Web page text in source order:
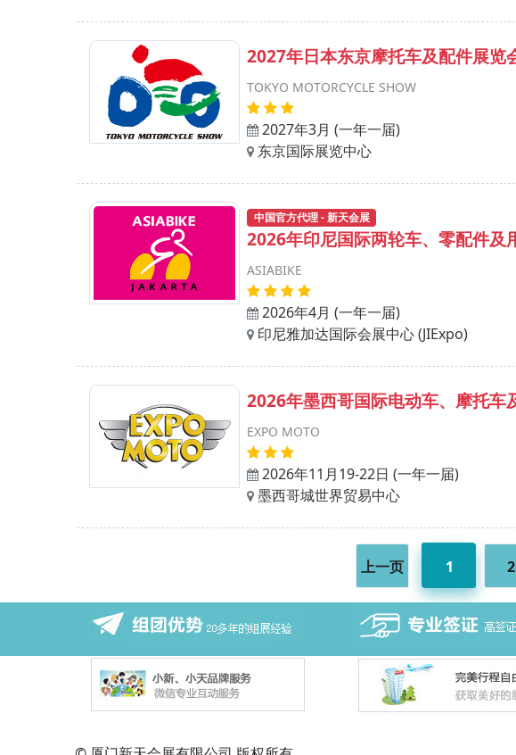
2027年日本东京摩托车及配件展览
TOKYO MOTORCYCLE SHOW
2027年3月 (一年一届)
东京国际展览中心
中国官方代理 - 新天会展
2026年印尼国际两轮车、零配件及
ASIABIKE
2026年4月 (一年一届)
印尼雅加达国际会展中心 (JIExpo)
2026年墨西哥国际电动车、摩托车
EXPO MOTO
2026年11月19-22日 (一年一届)
墨西哥城世界贸易中心
上一页 1 2